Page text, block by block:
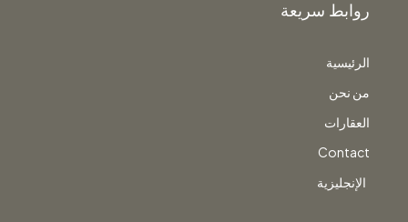
روابط سريعة
الرئيسية
من نحن
العقارات
Contact
الإنجليزية